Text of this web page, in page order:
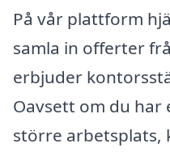
På vår plattform
samla in offerter
erbjuder
Oavsett om du
större arbetsplats,